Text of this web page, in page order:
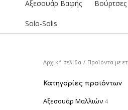
Αξεσουάρ Βαφής
Solo-Solis
Αρχική σελίδα / Προϊόντα με
Κατηγορίες προϊόντων
Αξεσουάρ Μαλλιών 4